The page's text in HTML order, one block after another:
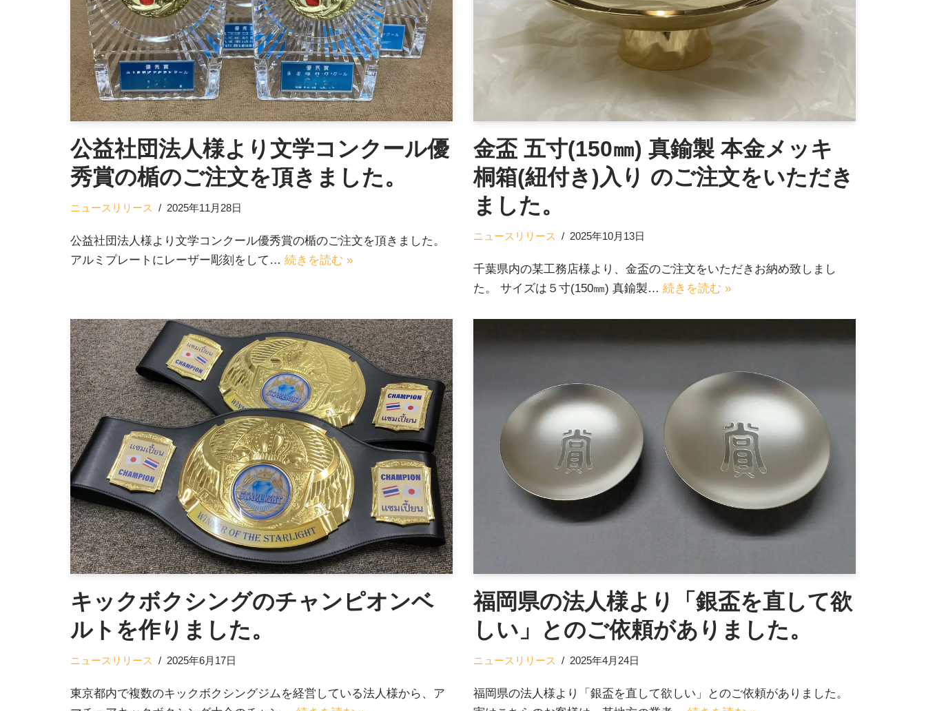
公益社団法人様より文学コンクール優
秀賞の楯のご注文を頂きました。
ニュースリリース 2025年11月28日
公益社団法人様より文学コンクール優秀賞の楯のご注文を頂きました。
アルミプレートにレーザー彫刻をして… 続きを読む »
金盃 五寸(150㎜) 真鍮製 本金メッキ
桐箱(紐付き)入り のご注文をいただき
ました。
ニュースリリース 2025年10月13日
千葉県内の某工務店様より、金盃のご注文をいただきお納め致しまし
た。 サイズは５寸(150㎜) 真鍮製… 続きを読む »
キックボクシングのチャンピオンベ
ルトを作りました。
ニュースリリース 2025年6月17日
東京都内で複数のキックボクシングジムを経営している法人様から、ア
福岡県の法人様より「銀盃を直して欲
しい」とのご依頼がありました。
ニュースリリース 2025年4月24日
福岡県の法人様より「銀盃を直して欲しい」とのご依頼がありました。